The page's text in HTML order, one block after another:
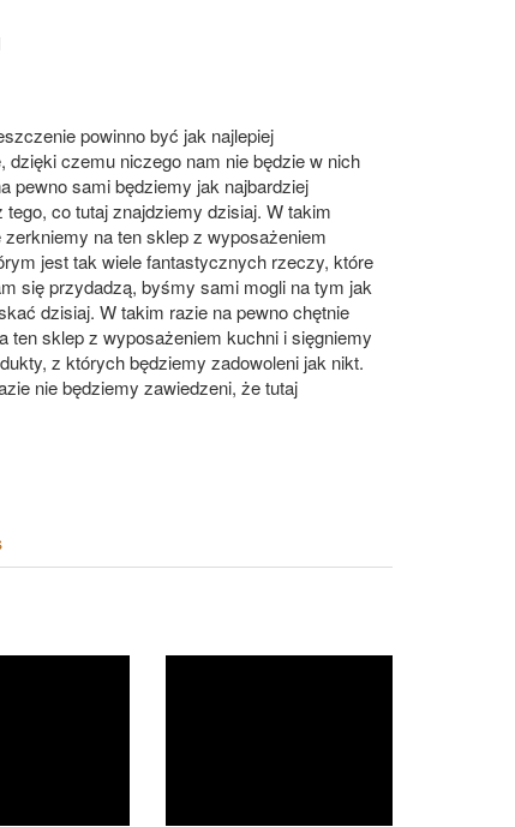
powinno być jak najlepiej
dzięki czemu niczego nam nie będzie w nich
pewno sami będziemy jak najbardziej
tego, co tutaj znajdziemy dzisiaj. W takim
zerkniemy na ten sklep z wyposażeniem
jest tak wiele fantastycznych rzeczy, które
się przydadzą, byśmy sami mogli na tym jak
dzisiaj. W takim razie na pewno chętnie
ten sklep z wyposażeniem kuchni i sięgniemy
z których będziemy zadowoleni jak nikt.
nie będziemy zawiedzeni, że tutaj